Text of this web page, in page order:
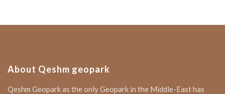
About Qeshm geopark
Qeshm Geopark as the only Geopark in the Middle-East has